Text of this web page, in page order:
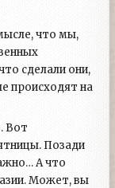
что мы,
сделали они,
происходят на
Вот
Позади
А что
Может, вы